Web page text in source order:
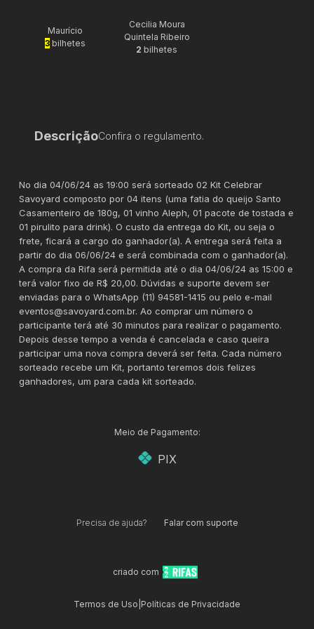
Maurício
3bilhetes
Cecilia Moura
Quintela Ribeiro
2 bilhetes
DescriçãoConfira o regulamento.
No dia 04/06/24 as 19:00 será sorteado 02 Kit Celebrar
Savoyard composto por 04 itens (uma fatia do queijo Santo
Casamenteiro de 180g, 01 vinho Aleph, 01 pacote de tostada e
01 pirulito para drink). O custo da entrega do Kit, ou seja o
frete, ficará a cargo do ganhador(a). A entrega será feita a
partir do dia 06/06/24 e será combinada com o ganhador(a).
A compra da Rifa será permitida até o dia 04/06/24 as 15:00 e
terá valor fixo de R$ 20,00. Dúvidas e suporte devem ser
enviadas para o WhatsApp (11) 94581-1415 ou pelo e-mail
eventos@savoyard.com.br. Ao comprar um número o
participante terá até 30 minutos para realizar o pagamento.
Depois desse tempo a venda é cancelada e caso queira
participar uma nova compra deverá ser feita. Cada número
sorteado recebe um Kit, portanto teremos dois felizes
ganhadores, um para cada kit sorteado.
Meio de Pagamento:
PIX
Precisa de ajuda? Falar com suporte
criado com
Termos de Uso Políticas de Privacidade